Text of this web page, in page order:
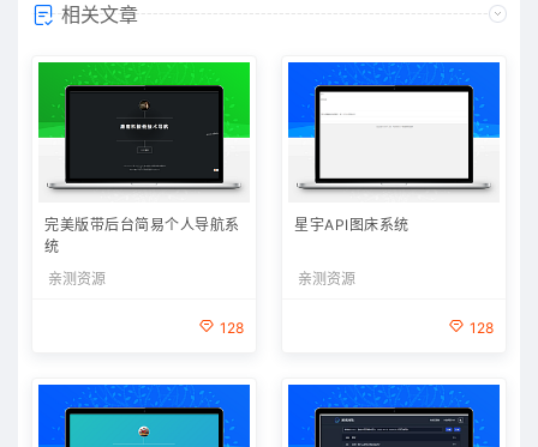
相关文章
完美版带后台简易个人导航系
统
亲测资源
128
星宇API图床系统
亲测资源
128